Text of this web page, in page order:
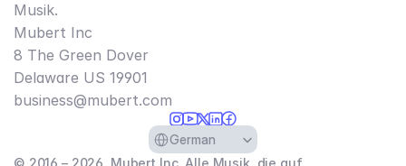
Musik.
Mubert Inc
8 The Green Dover
Delaware US 19901​
business@mubert.com
Select Language
German
© 2016 – 2026, Mubert Inc. Alle Musik, die auf